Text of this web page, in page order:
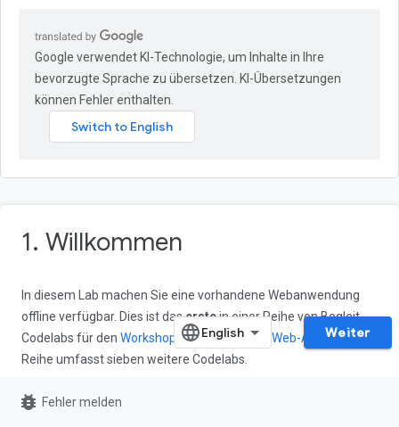
Google verwendet KI-Technologie, um Inhalte in Ihre
bevorzugte Sprache zu übersetzen. KI-Übersetzungen
können Fehler enthalten.
1. Willkommen
In diesem Lab machen Sie eine vorhandene Webanwendung
offline verfügbar. Dies ist daserstein einer Reihe von Begleit-
Codelabs für den Workshop zu progressiven Web-Apps. Diese
Reihe umfasst sieben weitere Codelabs.
Lerninhalte
Weiter
bug_report Fehler melden